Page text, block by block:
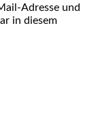
Adresse und
in diesem